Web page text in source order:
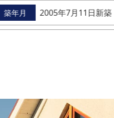
築年月 2005年7月11日新築